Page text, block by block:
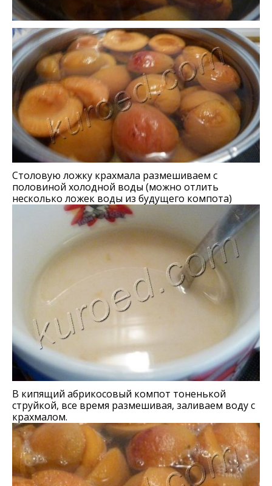
Столовую ложку крахмала размешиваем с
половиной холодной воды (можно отлить
несколько ложек воды из будущего компота)
В кипящий абрикосовый компот тоненькой
струйкой, все время размешивая, заливаем воду с
крахмалом.